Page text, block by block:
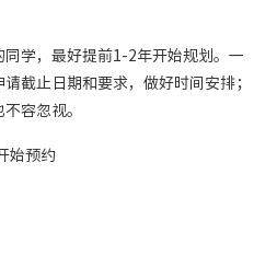
学，最好提前1-2年开始规划。一
截止日期和要求，做好时间安排；
容忽视。
始预约